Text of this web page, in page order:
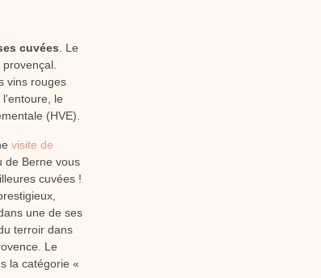
cuvées. Le
vins rouges
le
(HVE).
visite de
de Berne vous
cuvées !
une de ses
terroir dans
Le
la catégorie «